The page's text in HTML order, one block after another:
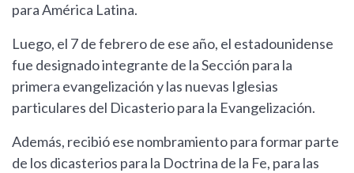
para América Latina.
Luego, el 7 de febrero de ese año, el estadounidense
fue designado integrante de la Sección para la
primera evangelización y las nuevas Iglesias
particulares del Dicasterio para la Evangelización.
Además, recibió ese nombramiento para formar parte
de los dicasterios para la Doctrina de la Fe, para las